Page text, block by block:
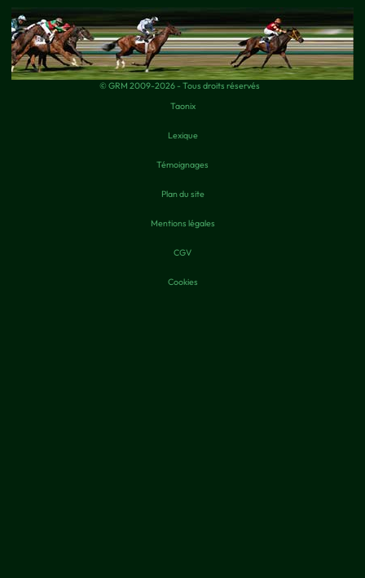
© GRM 2009-2026 - Tous droits réservés
Taonix
Lexique
Témoignages
Plan du site
Mentions légales
CGV
Cookies